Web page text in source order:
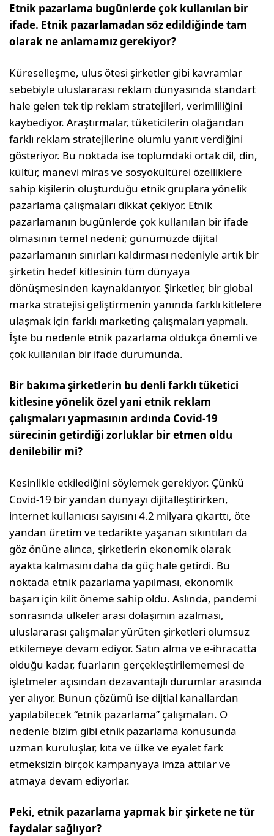
Etnik pazarlama bugünlerde çok kullanılan bir
ifade. Etnik pazarlamadan söz edildiğinde tam
olarak ne anlamamız gerekiyor?
Küreselleşme, ulus ötesi şirketler gibi kavramlar
sebebiyle uluslararası reklam dünyasında standart
hale gelen tek tip reklam stratejileri, verimliliğini
kaybediyor. Araştırmalar, tüketicilerin olağandan
farklı reklam stratejilerine olumlu yanıt verdiğini
gösteriyor. Bu noktada ise toplumdaki ortak dil, din,
kültür, manevi miras ve sosyokültürel özelliklere
sahip kişilerin oluşturduğu etnik gruplara yönelik
pazarlama çalışmaları dikkat çekiyor. Etnik
pazarlamanın bugünlerde çok kullanılan bir ifade
olmasının temel nedeni; günümüzde dijital
pazarlamanın sınırları kaldırması nedeniyle artık bir
şirketin hedef kitlesinin tüm dünyaya
dönüşmesinden kaynaklanıyor. Şirketler, bir global
marka stratejisi geliştirmenin yanında farklı kitlelere
ulaşmak için farklı marketing çalışmaları yapmalı.
İşte bu nedenle etnik pazarlama oldukça önemli ve
çok kullanılan bir ifade durumunda.
Bir bakıma şirketlerin bu denli farklı tüketici
kitlesine yönelik özel yani etnik reklam
çalışmaları yapmasının ardında Covid-19
sürecinin getirdiği zorluklar bir etmen oldu
denilebilir mi?
Kesinlikle etkilediğini söylemek gerekiyor. Çünkü
Covid-19 bir yandan dünyayı dijitalleştirirken,
internet kullanıcısı sayısını 4.2 milyara çıkarttı, öte
yandan üretim ve tedarikte yaşanan sıkıntıları da
göz önüne alınca, şirketlerin ekonomik olarak
ayakta kalmasını daha da güç hale getirdi. Bu
noktada etnik pazarlama yapılması, ekonomik
başarı için kilit öneme sahip oldu. Aslında, pandemi
sonrasında ülkeler arası dolaşımın azalması,
uluslararası çalışmalar yürüten şirketleri olumsuz
etkilemeye devam ediyor. Satın alma ve e-ihracatta
olduğu kadar, fuarların gerçekleştirilememesi de
işletmeler açısından dezavantajlı durumlar arasında
yer alıyor. Bunun çözümü ise dijtial kanallardan
yapılabilecek “etnik pazarlama” çalışmaları. O
nedenle bizim gibi etnik pazarlama konusunda
uzman kuruluşlar, kıta ve ülke ve eyalet fark
etmeksizin birçok kampanyaya imza attılar ve
atmaya devam ediyorlar.
Peki, etnik pazarlama yapmak bir şirkete ne tür
faydalar sağlıyor?